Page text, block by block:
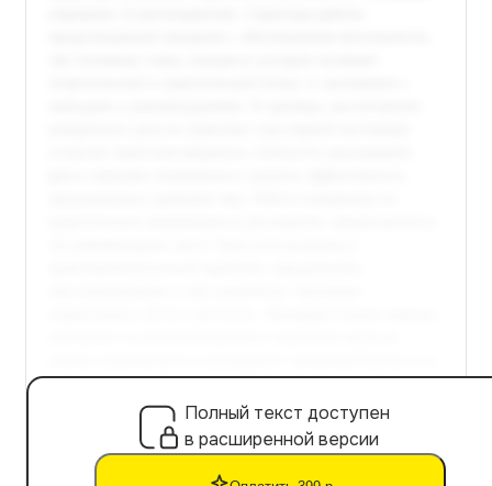
Полный текст доступен
в расширенной версии